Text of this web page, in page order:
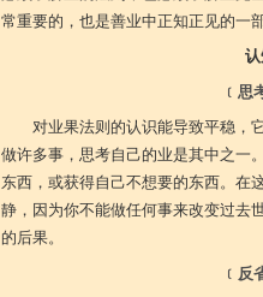
常重要的，也是善业中正知正见的一部
﹝思
对业果法则的认识能导致平稳，
做许多事，思考自己的业是其中之一
东西，或获得自己不想要的东西。在
静，因为你不能做任何事来改变过去
的后果。
﹝反